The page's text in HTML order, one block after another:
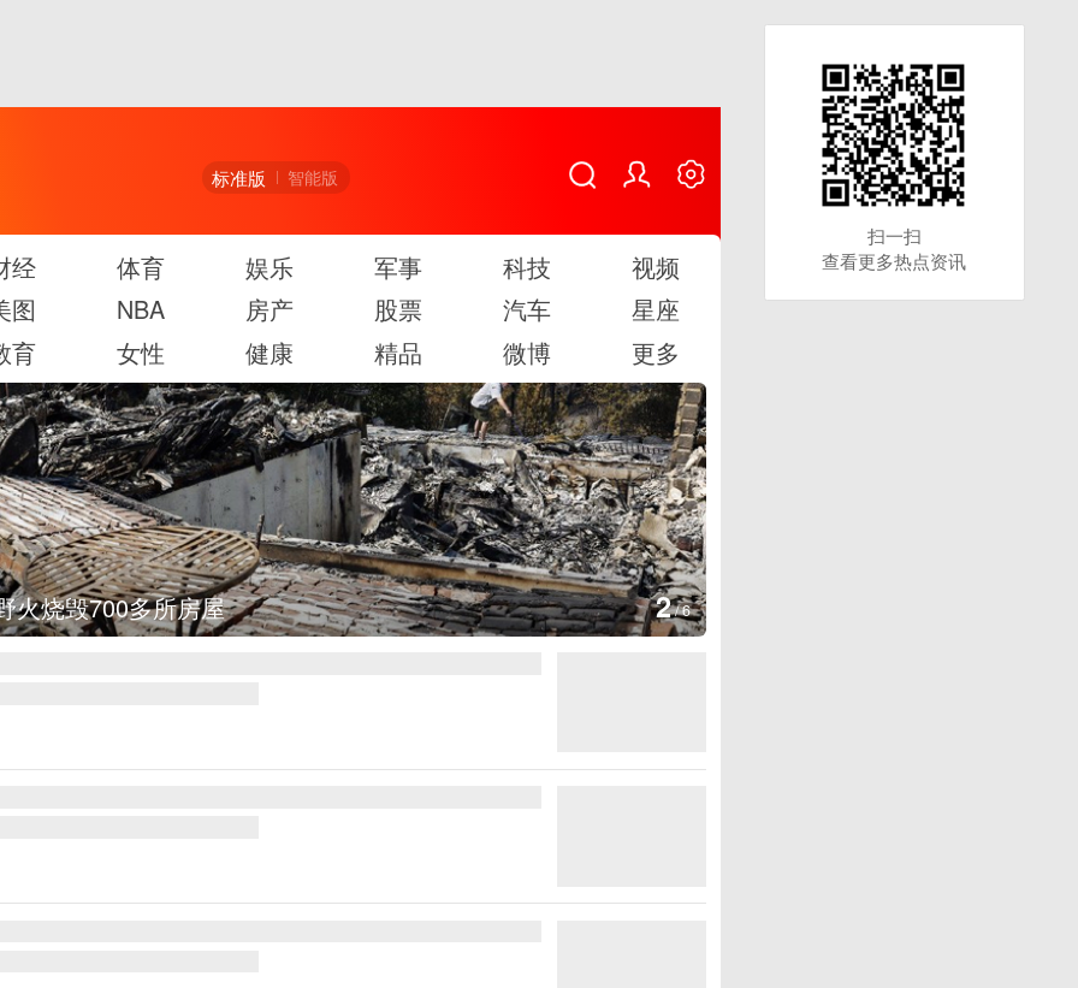
标准版 智能版
经 体育 娱乐 军事 科技
视频
图
NBA 房产 股票 汽车
星座
育
女性 健康 精品 微博 更多
图集
叙利亚：大马士革发生爆炸 3/6
扫一扫
查看更多热点资讯
扫一扫
查看更多热点资讯